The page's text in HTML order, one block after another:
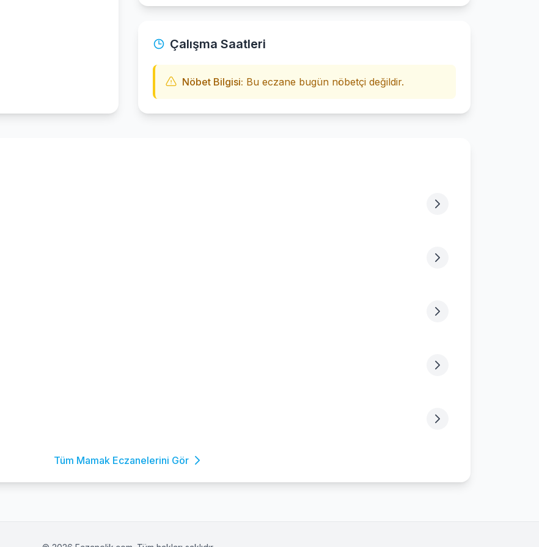
Çalışma Saatleri
Nöbet Bilgisi: Bu eczane bugün nöbetçi değildir.
Tüm Mamak Eczanelerini Gör